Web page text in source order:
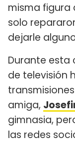
misma figura
solo
dejarle
Durante esta
de televisión
amiga,
gimnasia,
las redes